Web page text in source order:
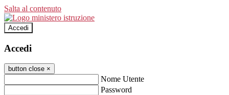
Salta al contenuto
Accedi
Accedi
button close ×
Nome Utente
Password